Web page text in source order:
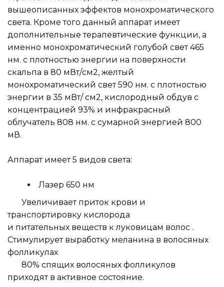
вышеописанных эффектов монохроматического
света. Кроме того данный аппарат имеет
дополнительные терапевтические функции, а
именно монохроматический голубой свет 465
нм. с плотностью энергии на поверхности
скальпа в 80 мВт/см2, желтый
монохроматический свет 590 нм. с плотностью
энергии в 35 мВт/ см2, кислородный обдув с
концентрацией 93% и инфракрасный
облучатель 808 нм. с сумарной энергией 800
мВ.
Аппарат имеет 5 видов света:
Лазер 650 нм
Увеличивает приток крови и
транспортировку кислорода
и питательных веществ к луковицам волос .
Стимулирует выработку меланина в волосяных
фолликулах
80% спящих волосяных фолликулов
приходят в активное состояние.